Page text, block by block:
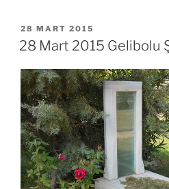
YAYIM
TARIHI
28 MART 2015
28 Mart 2015 Gelibolu